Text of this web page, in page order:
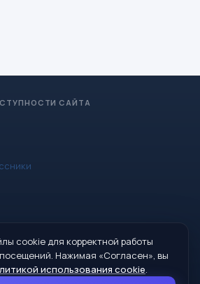
САЙТА
Администрации МО
cookie для корректной работы
Нажимая «Согласен», вы
использования cookie.